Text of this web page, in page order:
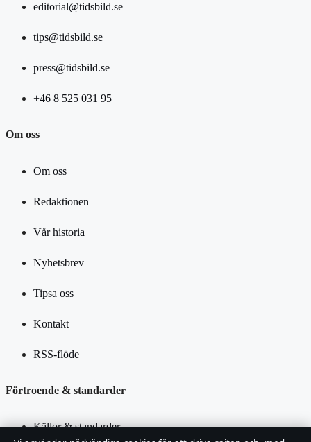
editorial@tidsbild.se
tips@tidsbild.se
press@tidsbild.se
+46 8 525 031 95
Om oss
Om oss
Redaktionen
Vår historia
Nyhetsbrev
Tipsa oss
Kontakt
RSS-flöde
Förtroende & standarder
Källor & standarder